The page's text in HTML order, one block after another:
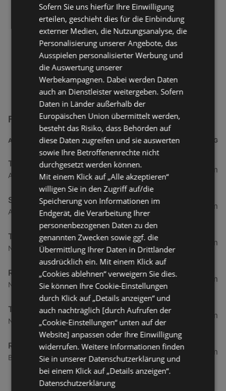
FTI Touristik Filialen in der Nähe
ADRESSE ENTFERNUNG
TUI TravelStar
Adolfsreihe 6, 26548 Norderney
34,2 km
SONNENIDEEN
Am Markt 6a, 26506 Norden
35,63 km
TUI TUI Deutschland GmbH
Neuer Weg 114, 26506 Norden
35,86 km
Reiseagentur Janssen
Neuer Weg 50, 26506 Norden
36,06 km
TUI TUI Deutschland GmbH
Neutorstraße 50, 26721 Emden
43,24 km
Reisebüro am Delft
Burgstraße 1, 26721 Emden
43,44 km
Sofern Sie uns hierfür Ihre Einwilligung
erteilen, geschieht dies für die Einbindung
externer Medien, die Nutzungsanalyse, die
Personalisierung unserer Angebote, das
Ausspielen personalisierter Werbung und
die Auswertung unserer
Werbekampagnen. Dabei werden Daten
auch an Dienstleister weitergeben. Sofern
Daten in Länder außerhalb der
Europäischen Union übermittelt werden,
besteht das Risiko, dass Behörden auf
diese Daten zugreifen und sie auswerten
sowie Ihre Betroffenenrechte nicht
durchgesetzt werden können.
Mit einem Klick auf „Alle akzeptieren“
willigen Sie in den Zugriff auf/die
Speicherung von Informationen im
Endgerät, die Verarbeitung Ihrer
personenbezogenen Daten zu den
genannten Zwecken sowie ggf. die
Übermittlung Ihrer Daten in Drittländer
ausdrücklich ein. Mit einem Klick auf
„Cookies ablehnen“ verweigern Sie dies.
Sie können Ihre Cookie-Einstellungen
durch Klick auf „Details anzeigen“ und
auch nachträglich [durch Aufrufen der
„Cookie-Einstellungen“ unten auf der
Website] anpassen oder Ihre Einwilligung
widerrufen. Weitere Informationen finden
Sie in unserer Datenschutzerklärung und
bei einem Klick auf „Details anzeigen“.
Datenschutzerklärung